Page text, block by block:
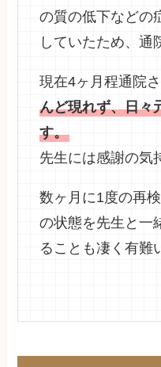
の質の低下などの
していたため、通
現在4ヶ月程通院
んど現れず、日々
す。
先生には感謝の気
数ヶ月に1度の再
の状態を先生と一
ることも凄く有難